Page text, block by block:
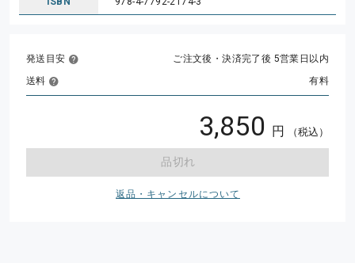
発送目安
ご注文後・決済完了後 5営業日以内
送料
有料
3,850 円 （税込）
品切れ
返品・キャンセルについて